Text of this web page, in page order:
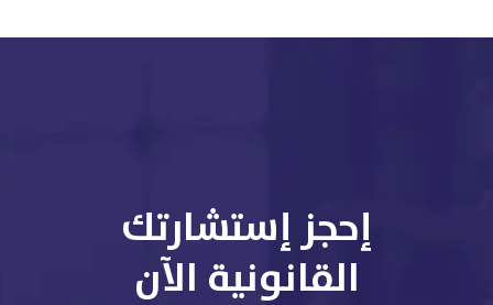
إحجز إستشارتك
القانونية الآن